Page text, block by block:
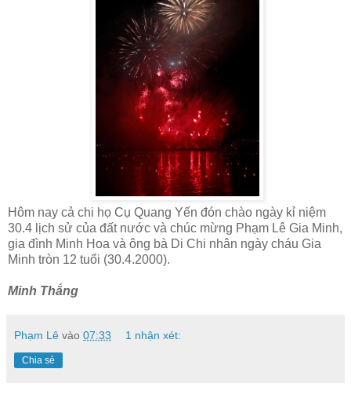
Hôm nay cả chi họ Cụ Quang Yến đón chào ngày kỉ niệm
30.4 lịch sử của đất nước và chúc mừng Phạm Lê Gia Minh,
gia đình Minh Hoa và ông bà Di Chi nhân ngày cháu Gia
Minh tròn 12 tuổi (30.4.2000).
Minh Thắng
Phạm Lê vào 07:33 1 nhận xét:
Chia sẻ